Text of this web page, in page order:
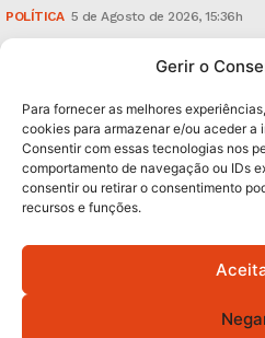
Gerir o
Para fornecer as melhores
cookies para armazenar e/ou aceder a
Consentir com essas tecnologias nos
comportamento de navegação ou IDs
consentir ou retirar o consentimento
recursos e funções.
POLÍTICA 5 de Agosto de 2026, 15:36h
Subscreva
QUERO
Política de